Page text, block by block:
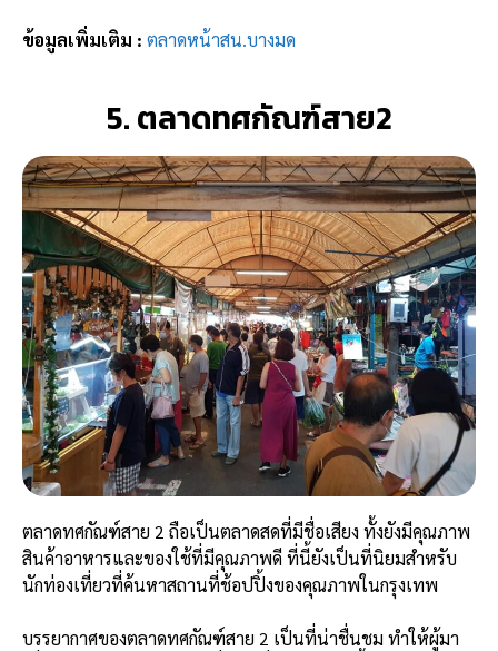
ข้อมูลเพิ่มเติม : ตลาดหน้าสน.บางมด
5. ตลาดทศกัณฑ์สาย2
ตลาดทศกัณฑ์สาย 2 ถือเป็นตลาดสดที่มีชื่อเสียง ทั้งยังมีคุณภาพ
สินค้าอาหารและของใช้ที่มีคุณภาพดี ที่นี้ยังเป็นที่นิยมสำหรับ
นักท่องเที่ยวที่ค้นหาสถานที่ช้อปปิ้งของคุณภาพในกรุงเทพ
บรรยากาศของตลาดทศกัณฑ์สาย 2 เป็นที่น่าชื่นชม ทำให้ผู้มา